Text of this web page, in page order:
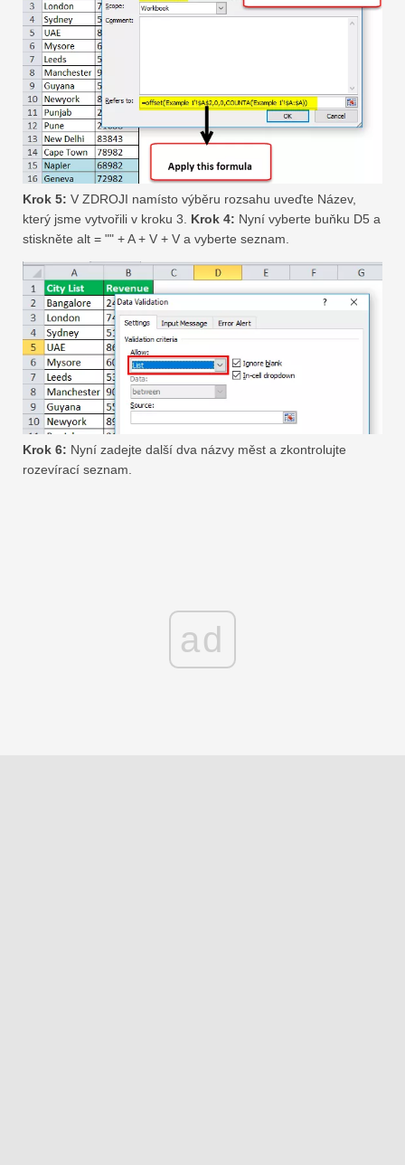
Krok 5: V ZDROJI namísto výběru rozsahu uveďte Název,
který jsme vytvořili v kroku 3. Krok 4: Nyní vyberte buňku D5 a
stiskněte alt = "" + A + V + V a vyberte seznam.
Krok 6: Nyní zadejte další dva názvy měst a zkontrolujte
rozevírací seznam.
ad